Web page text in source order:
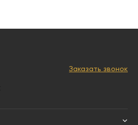
Заказать звонок